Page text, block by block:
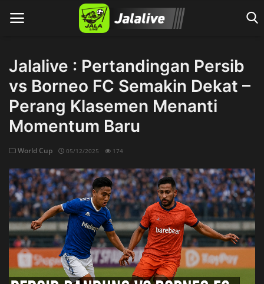
Home
Jalalive : Pertandingan Persib
vs Borneo FC Semakin Dekat –
Perang Klasemen Menanti
Momentum Baru
World Cup 05/12/2025 174